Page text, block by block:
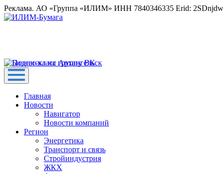
Реклама. АО «Группа «ИЛИМ» ИНН 7840346335 Erid:
Главная
Новости
Навигатор
Новости компаний
Регион
Энергетика
Транспорт и связь
Стройиндустрия
ЖКХ